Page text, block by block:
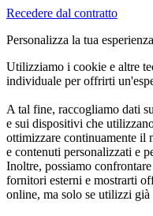
Recedere dal contratto
Personalizza la tua
Utilizziamo i cookie e altre
individuale per offrirti
A tal fine, raccogliamo dati
e sui dispositivi che
ottimizzare continuamente il
e contenuti personalizzati e
Inoltre, possiamo
fornitori esterni e mostrarti
online, ma solo se utilizzi